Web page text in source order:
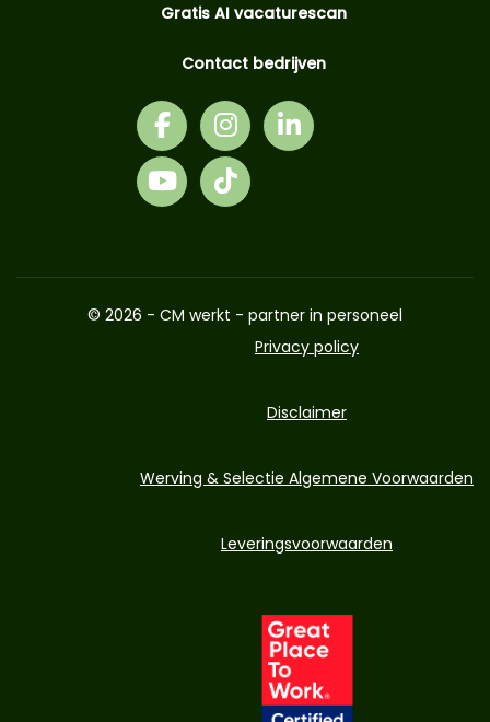
Gratis AI vacaturescan
Contact bedrijven
© 2026 - CM werkt - partner in personeel
Privacy policy
Disclaimer
Werving & Selectie Algemene Voorwaarden
Leveringsvoorwaarden